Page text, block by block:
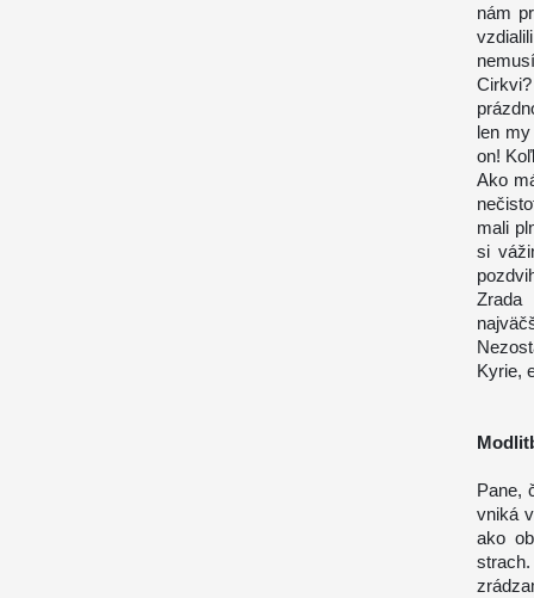
nám
len
on!
Ako
mali
si
Kyrie,
Pane,
vniká
ako